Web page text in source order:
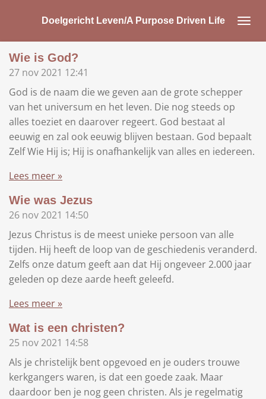
naar
de
hoofdinhoud
Doelgericht Leven/A Purpose Driven Life
Wie is God?
27 nov 2021 12:41
God is de naam die we geven aan de grote schepper
van het universum en het leven. Die nog steeds op
alles toeziet en daarover regeert. God bestaat al
eeuwig en zal ook eeuwig blijven bestaan. God bepaalt
Zelf Wie Hij is; Hij is onafhankelijk van alles en iedereen.
Lees meer »
Wie was Jezus
26 nov 2021 14:50
Jezus Christus is de meest unieke persoon van alle
tijden. Hij heeft de loop van de geschiedenis veranderd.
Zelfs onze datum geeft aan dat Hij ongeveer 2.000 jaar
geleden op deze aarde heeft geleefd.
Lees meer »
Wat is een christen?
25 nov 2021 14:58
Als je christelijk bent opgevoed en je ouders trouwe
kerkgangers waren, is dat een goede zaak. Maar
daardoor ben je nog geen christen. Als je regelmatig